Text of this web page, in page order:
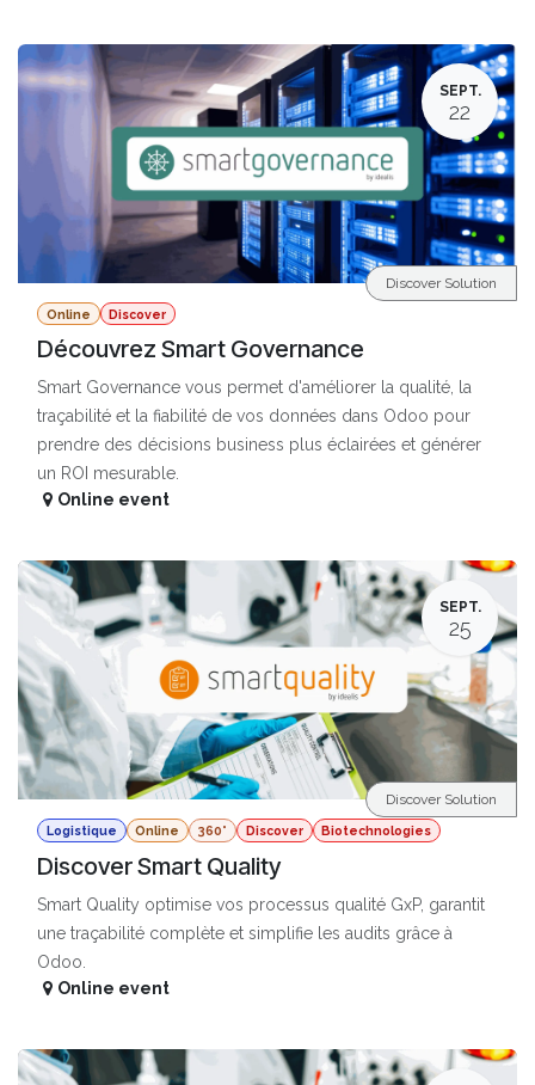
SEPT.
22
Online Discover
Découvrez Smart Governance
Smart Governance vous permet d'améliorer la qualité, la
traçabilité et la fiabilité de vos données dans Odoo pour
prendre des décisions business plus éclairées et générer
un ROI mesurable.
Discover Solution
Online event
SEPT.
25
Logistique Online 360° Discover Biotechnologies
Discover Smart Quality
Smart Quality optimise vos processus qualité GxP, garantit
une traçabilité complète et simplifie les audits grâce à
Odoo.
Discover Solution
Online event